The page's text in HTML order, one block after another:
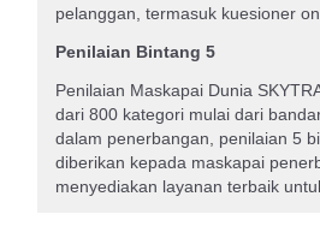
pelanggan, termasuk kuesioner
Penilaian Bintang 5
Penilaian Maskapai Dunia
dari 800 kategori mulai dari
dalam penerbangan, penilaian 5
diberikan kepada maskapai
menyediakan layanan terbaik